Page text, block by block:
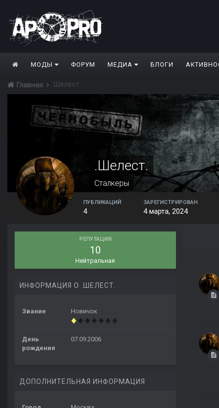
МОДЫ ФОРУМ МЕДИА БЛОГИ
Главная .Шелест.
.Шелест.
Сталкеры
ПУБЛИКАЦИЙ
4
ЗАРЕГИСТРИРОВАН
4 марта, 2024
РЕПУТАЦИЯ
10
Нейтральная
ИНФОРМАЦИЯ О .ШЕЛЕСТ.
Звание Новичок
День
рождения
07.09.2006
ДОПОЛНИТЕЛЬНАЯ ИНФОРМАЦИЯ